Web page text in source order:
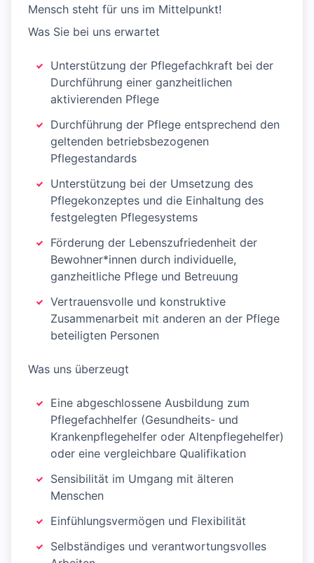
Mensch steht für uns im Mittelpunkt!
Was Sie bei uns erwartet
Unterstützung der Pflegefachkraft bei der
Durchführung einer ganzheitlichen
aktivierenden Pflege
Durchführung der Pflege entsprechend den
geltenden betriebsbezogenen
Pflegestandards
Unterstützung bei der Umsetzung des
Pflegekonzeptes und die Einhaltung des
festgelegten Pflegesystems
Förderung der Lebenszufriedenheit der
Bewohner*innen durch individuelle,
ganzheitliche Pflege und Betreuung
Vertrauensvolle und konstruktive
Zusammenarbeit mit anderen an der Pflege
beteiligten Personen
Was uns überzeugt
Eine abgeschlossene Ausbildung zum
Pflegefachhelfer (Gesundheits- und
Krankenpflegehelfer oder Altenpflegehelfer)
oder eine vergleichbare Qualifikation
Sensibilität im Umgang mit älteren
Menschen
Einfühlungsvermögen und Flexibilität
Selbständiges und verantwortungsvolles